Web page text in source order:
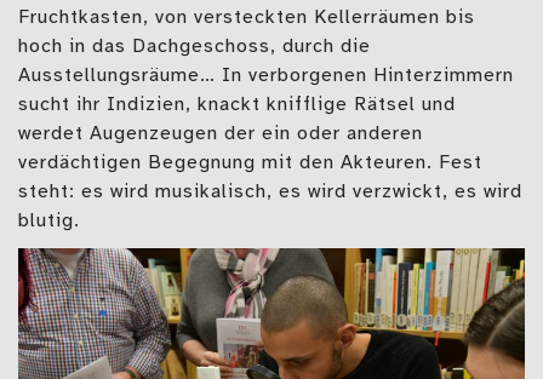
Fruchtkasten, von versteckten Kellerräumen bis
hoch in das Dachgeschoss, durch die
Ausstellungsräume… In verborgenen Hinterzimmern
sucht ihr Indizien, knackt knifflige Rätsel und
werdet Augenzeugen der ein oder anderen
verdächtigen Begegnung mit den Akteuren. Fest
steht: es wird musikalisch, es wird verzwickt, es wird
blutig.